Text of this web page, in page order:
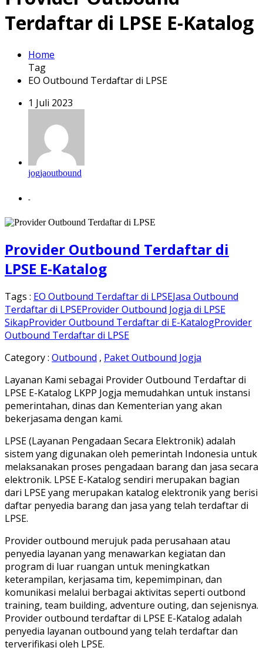
Terdaftar di LPSE E-Katalog
Home
Tag
EO Outbound Terdaftar di LPSE
1 Juli 2023
jogjaoutbound
-
Provider Outbound Terdaftar di
LPSE E-Katalog
Tags : EO Outbound Terdaftar di LPSEJasa Outbound
Terdaftar di LPSEProvider Outbound Jogja di LPSE
SikapProvider Outbound Terdaftar di E-KatalogProvider
Outbound Terdaftar di LPSE
Category : Outbound , Paket Outbound Jogja
Layanan Kami sebagai Provider Outbound Terdaftar di
LPSE E-Katalog LKPP Jogja memudahkan untuk instansi
pemerintahan, dinas dan Kementerian yang akan
bekerjasama dengan kami.
LPSE (Layanan Pengadaan Secara Elektronik) adalah
sistem yang digunakan oleh pemerintah Indonesia untuk
melaksanakan proses pengadaan barang dan jasa secara
elektronik. LPSE E-Katalog sendiri merupakan bagian
dari LPSE yang merupakan katalog elektronik yang berisi
daftar penyedia barang dan jasa yang telah terdaftar di
LPSE.
Provider outbound merujuk pada perusahaan atau
penyedia layanan yang menawarkan kegiatan dan
program di luar ruangan untuk meningkatkan
keterampilan, kerjasama tim, kepemimpinan, dan
komunikasi melalui berbagai aktivitas seperti outbond
training, team building, adventure outing, dan sejenisnya.
Provider outbound terdaftar di LPSE E-Katalog adalah
penyedia layanan outbound yang telah terdaftar dan
terverifikasi oleh LPSE.